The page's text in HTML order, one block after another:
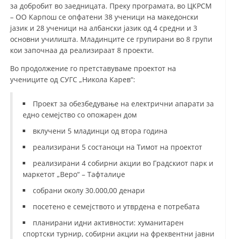
ПРИРАЧНИЦИ
СТРАТЕГИИ
ЕДУКАТИВНО ИНФОРМАТИВНИ МАТЕРИЈАЛИ
ПОСТЕРИ
за добробит во заедницата. Преку програмата, во ЦКРСМ
– ОО Карпош се опфатени 38 ученици на македонски
јазик и 28 ученици на албански јазик од 4 средни и 3
основни училишта. Младинците се групирани во 8 групи
кои започнаа да реализираат 8 проекти.
Во продолжение го претставуваме проектот на
учениците од СУГС „Никола Карев“:
Проект за обезбедување на електрични апарати за
едно семејство со опожарен дом
вклучени 5 младинци од втора година
реализирани 5 состаноци на Тимот на проектот
реализирани 4 собирни акции во Градскиот парк и
маркетот „Веро“ – Тафталиџе
собрани околу 30.000,00 денари
посетено е семејството и утврдена е потребата
планирани идни активности: хуманитарен
спортски турнир, собирни акции на фреквентни јавни